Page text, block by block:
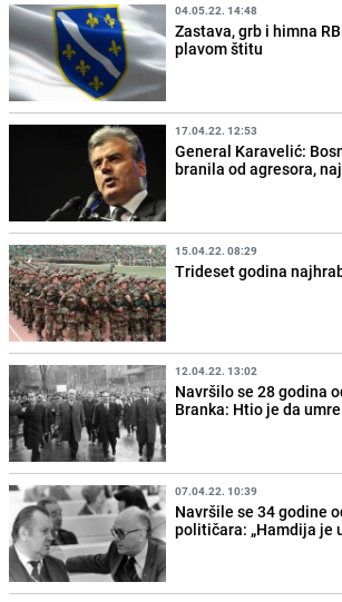
04.05.22. 14:48
Zastava, grb i himna
plavom štitu
17.04.22. 12:53
General Karavelić:
branila od agresora,
15.04.22. 08:29
Trideset godina
12.04.22. 13:02
Navršilo se 28 godina
Branka: Htio je da
07.04.22. 10:39
Navršile se 34 godine
političara: „Hamdija je